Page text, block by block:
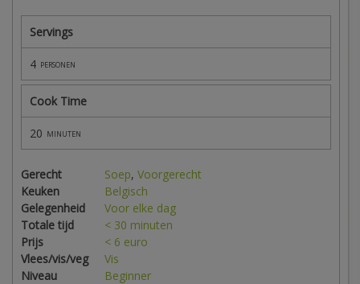
Servings
4 personen
Cook Time
20 minuten
Gerecht Soep, Voorgerecht
Keuken
Belgisch
Gelegenheid
Voor elke dag
Totale tijd
< 30 minuten
Prijs
< 6 euro
Vlees/vis/veg
Vis
Niveau
Beginner